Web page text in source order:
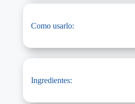
Como usarlo:
Ingredientes: